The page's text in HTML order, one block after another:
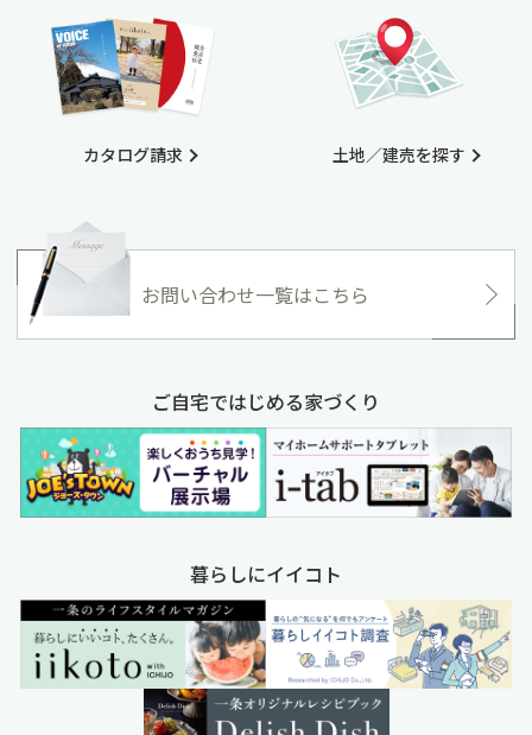
カタログ請求 土地／建売を探す
お問い合わせ一覧はこちら
ご自宅ではじめる家づくり
暮らしにイイコト